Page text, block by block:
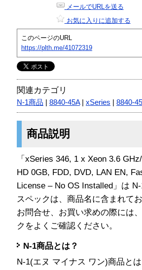
メールでURLを送る
お気に入りに追加する
このページのURL
https://plth.me/41072319
関連カテゴリ
N-1商品 8840-45A| xSeries 8840-45
商品説明
「xSeries 346, 1 x Xeon 3.6
HD 0GB, FDD, DVD, LAN EN,
License – No OS Installed」は
スペックは、商品名に含まれて
お問合せ、お買い求めの際には
クをよくご確認ください。
N-1商品とは？
N-1(エヌ マイナス ワン)商品と